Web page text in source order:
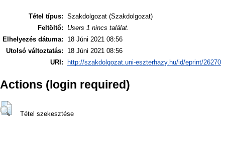
Tétel típus: Szakdolgozat (Szakdolgozat)
Feltöltő:
Users 1 nincs találat.
Elhelyezés dátuma:
18 Júni 2021 08:56
Utolsó változtatás:
18 Júni 2021 08:56
URI:
http://szakdolgozat.uni-eszterhazy.hu/id/eprint/26270
Actions (login required)
Tétel szekesztése